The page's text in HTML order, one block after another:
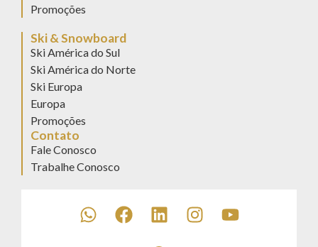
Promoções
Ski & Snowboard
Ski América do Sul
Ski América do Norte
Ski Europa
Europa
Promoções
Contato
Fale Conosco
Trabalhe Conosco